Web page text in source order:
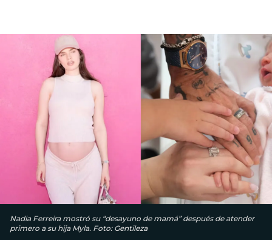
Nadia Ferreira mostró su “desayuno de mamá” después de atender
primero a su hija Myla. Foto: Gentileza